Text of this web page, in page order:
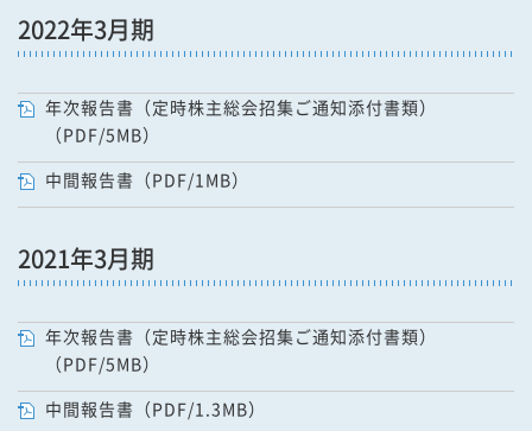
2022年3月期
年次報告書（定時株主総会招集ご通知添付書類）
（PDF/5MB）
中間報告書（PDF/1MB）
2021年3月期
年次報告書（定時株主総会招集ご通知添付書類）
（PDF/5MB）
中間報告書（PDF/1.3MB）